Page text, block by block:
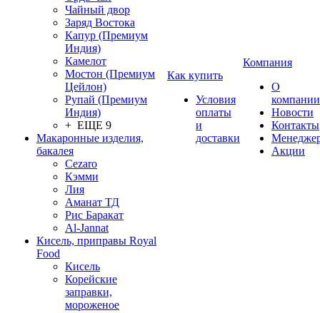
Чайный двор
Заряд Востока
Капур (Премиум
Индия)
Камелот
Мостон (Премиум
Цейлон)
Рупай (Премиум
Индия)
+ ЕЩЕ 9
Макаронные изделия,
бакалея
Cezaro
Кэмми
Лия
Аманат ТД
Рис Баракат
Al-Jannat
Кисель, приправы Royal
Food
Кисель
Корейские
заправки,
мороженое
Как купить
Условия
оплаты
и
доставки
Компания
О
компании
Новости
Контакты
Акции